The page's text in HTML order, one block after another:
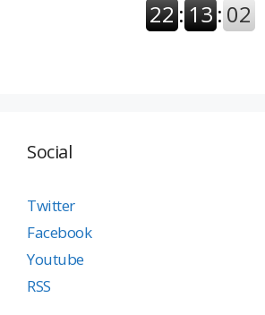
Social
Twitter
Facebook
Youtube
RSS